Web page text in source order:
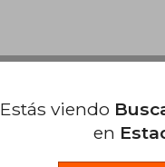
Estás viendo
en